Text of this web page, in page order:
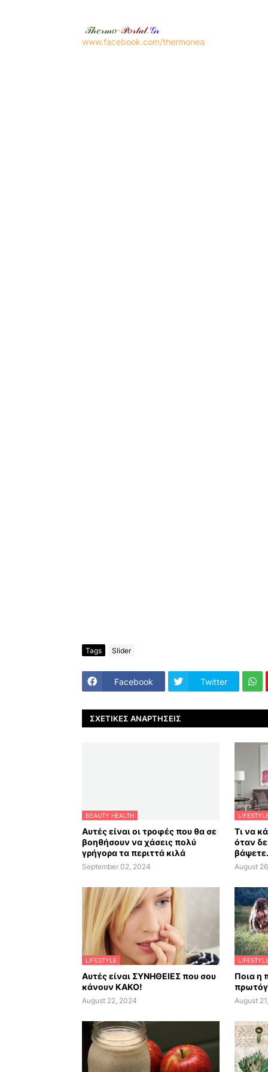
𝒯𝒽𝑒𝓇𝓂𝑜-𝒫𝑜𝓇𝓉𝒶𝓁.𝒢𝓇
www.facebook.com/thermonea
Tags Slider
Facebook Twitter
ΣΧΕΤΙΚΈΣ ΑΝΑΡΤΉΣΕΙΣ
BEAUTY HEALTH
Αυτές είναι οι τροφές που θα σε
βοηθήσουν να χάσεις πολύ
γρήγορα τα περιττά κιλά
September 02, 2024
Τι να
όταν
August
LIFESTYLE
Αυτές είναι ΣΥΝΗΘΕΙΕΣ που σου
κάνουν ΚΑΚΟ!
August 22, 2024
Ποια η
August